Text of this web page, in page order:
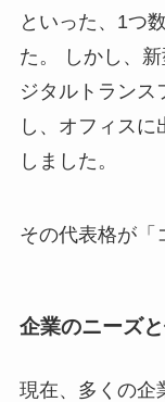
といった、1つ
た。 しかし、
ジタルトランス
し、オフィス
しました。
その代表格が「
企業のニーズ
現在、多くの企